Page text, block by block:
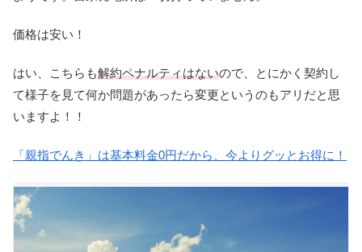
価格は安い！
はい、こちらも解約ペナルティはないので、とにかく契約し
て様子を見て何か問題があったら変更というのもアリだと思
いますよ！！
「親指でんき」は基本料金0円だから、今よりグッとお得に！